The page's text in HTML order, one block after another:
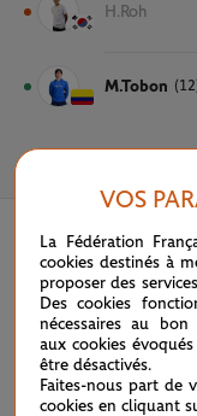
H.Roh
M.Tobon
VOS
La Fédération
cookies destinés à
proposer des
Des cookies
nécessaires au
aux cookies
être désactivés.
Faites-nous part de
cookies en cliquant